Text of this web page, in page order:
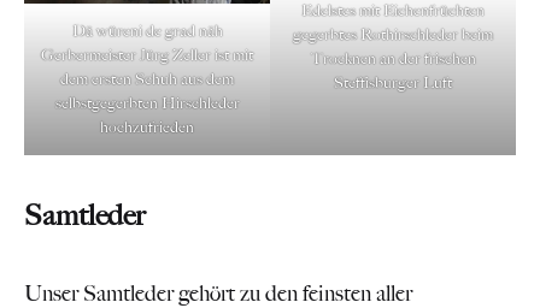
Dä würeni de grad näh
Gerbermeister Jürg Zeller ist mit
dem ersten Schuh aus dem
selbstgegerbten Hirschleder
hochzufrieden
Edelstes mit Eichenfrüchten
gegerbtes Rothirschleder beim
Trocknen an der frischen
Steffisburger Luft
Samtleder
Unser Samtleder gehört zu den feinsten aller